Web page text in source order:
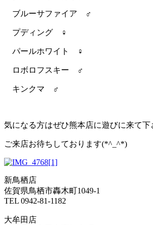
ブルーサファイア ♂
プディング ♀
パールホワイト ♀
ロボロフスキー ♂
キンクマ ♂
気になる方はぜひ熊本店に遊びに来て下
ご来店お待ちしております(*^_^*)
新鳥栖店
佐賀県鳥栖市轟木町1049-1
TEL 0942-81-1182
大牟田店